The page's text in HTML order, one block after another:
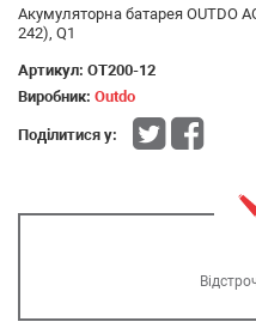
Акумуляторна батарея OUTDO
242), Q1
Артикул: OT200-12
Виробник: Outdo
Поділитися у: